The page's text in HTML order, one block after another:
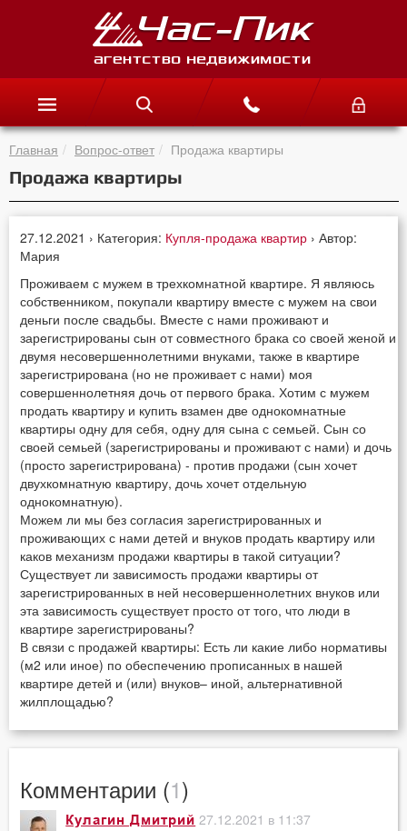
Главная Вопрос-ответ Продажа квартиры
Продажа квартиры
27.12.2021 › Категория: Купля-продажа квартир › Автор:
Мария
Проживаем с мужем в трехкомнатной квартире. Я являюсь
собственником, покупали квартиру вместе с мужем на свои
деньги после свадьбы. Вместе с нами проживают и
зарегистрированы сын от совместного брака со своей женой и
двумя несовершеннолетними внуками, также в квартире
зарегистрирована (но не проживает с нами) моя
совершеннолетняя дочь от первого брака. Хотим с мужем
продать квартиру и купить взамен две однокомнатные
квартиры одну для себя, одну для сына с семьей. Сын со
своей семьей (зарегистрированы и проживают с нами) и дочь
(просто зарегистрирована) - против продажи (сын хочет
двухкомнатную квартиру, дочь хочет отдельную
однокомнатную).
Можем ли мы без согласия зарегистрированных и
проживающих с нами детей и внуков продать квартиру или
каков механизм продажи квартиры в такой ситуации?
Существует ли зависимость продажи квартиры от
зарегистрированных в ней несовершеннолетних внуков или
эта зависимость существует просто от того, что люди в
квартире зарегистрированы?
В связи с продажей квартиры: Есть ли какие либо нормативы
(м2 или иное) по обеспечению прописанных в нашей
квартире детей и (или) внуков– иной, альтернативной
жилплощадью?
Комментарии (1)
Кулагин Дмитрий 27.12.2021 в 11:37